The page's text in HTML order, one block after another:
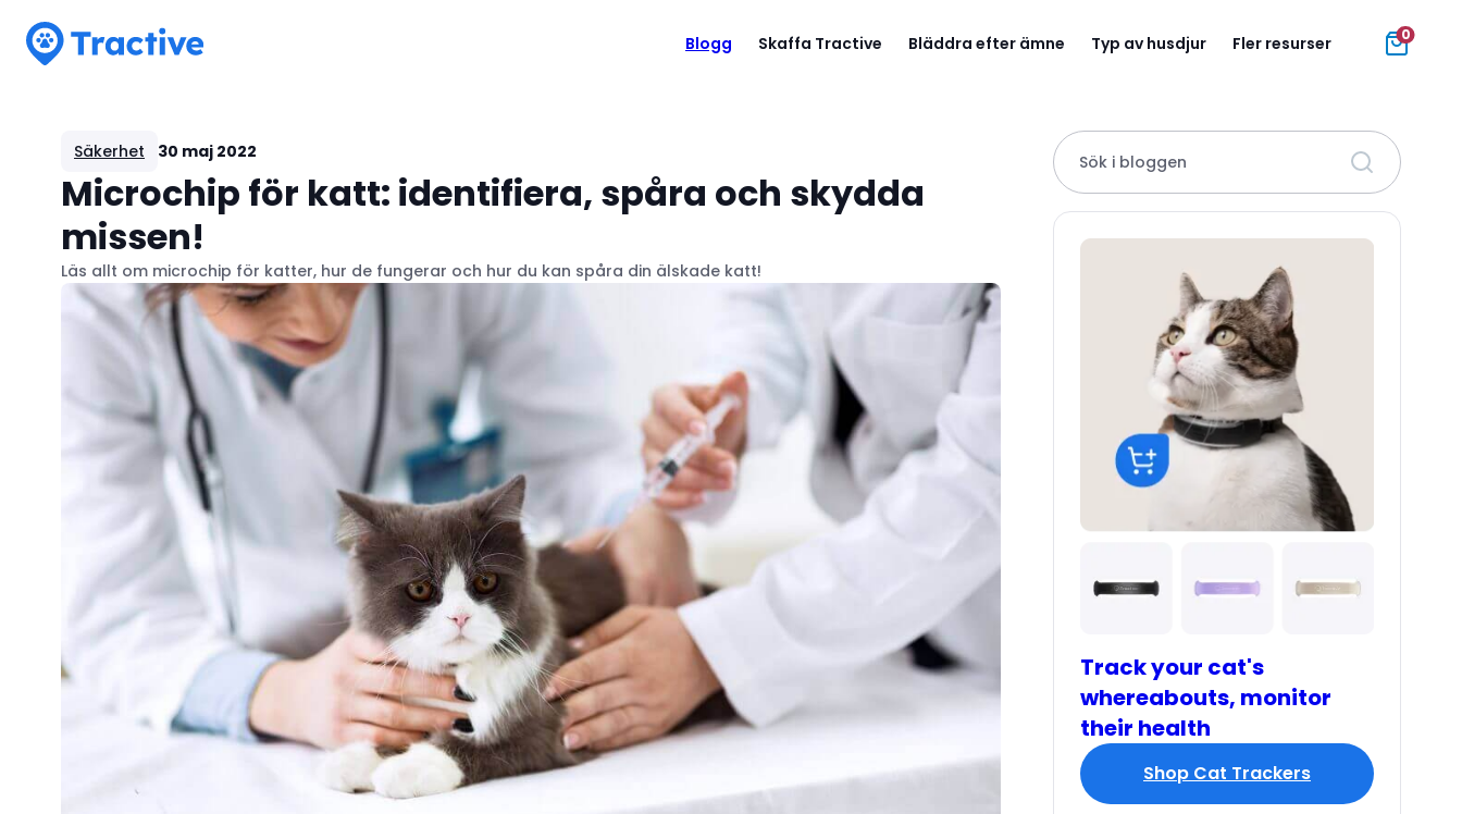
Blogg Skaffa Tractive Bläddra efter ämne Typ av husdjur Fler resurser 0
Säkerhet 30 maj 2022
Microchip för katt: identifiera, spåra och skydda
missen!
Läs allt om microchip för katter, hur de fungerar och hur du kan spåra din älskade katt!
Sök i bloggen
Track your cat's
whereabouts, monitor
their health
Shop Cat Trackers